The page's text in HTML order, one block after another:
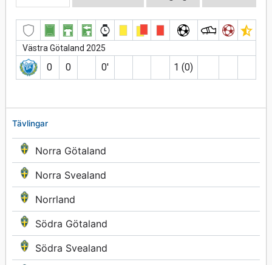
Tävlingar
Norra Götaland
Norra Svealand
Norrland
Södra Götaland
Södra Svealand
Västra Götaland 2025
0 0 0′ 1 (0)